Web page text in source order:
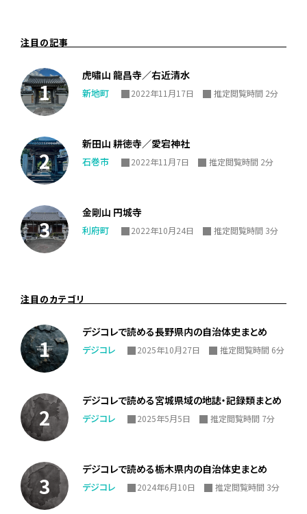
注目の記事
虎嘯山 龍昌寺／右近清水
新地町 2022年11月17日 推定閲覧時間 2分
新田山 耕徳寺／愛宕神社
石巻市 2022年11月7日 推定閲覧時間 2分
金剛山 円城寺
利府町 2022年10月24日 推定閲覧時間 3分
注目のカテゴリ
デジコレで読める長野県内の自治体史まとめ
デジコレ 2025年10月27日 推定閲覧時間 6分
デジコレで読める宮城県域の地誌・記録類まとめ
デジコレ 2025年5月5日 推定閲覧時間 7分
デジコレで読める栃木県内の自治体史まとめ
デジコレ 2024年6月10日 推定閲覧時間 3分